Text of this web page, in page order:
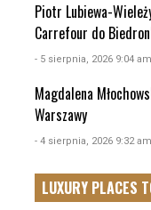
Piotr Lubiewa-
Carrefour do
- 5 sierpnia, 2026 9:04 am
Magdalena
Warszawy
- 4 sierpnia, 2026 9:32 am
LUXURY PLACES